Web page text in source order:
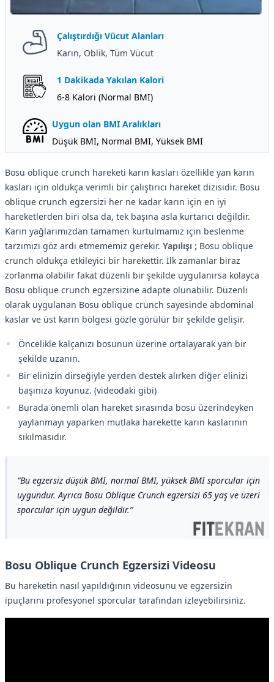
Çalıştırdığı Vücut Alanları
Karın, Oblik, Tüm Vücut
1 Dakikada Yakılan Kalori
6-8 Kalori (Normal BMI)
Uygun olan BMI Aralıkları
Düşük BMI, Normal BMI, Yüksek BMI
Bosu oblique crunch hareketi karın kasları özellikle yan karın
kasları için oldukça verimli bir çalıştırıcı hareket dizisidir. Bosu
oblique crunch egzersizi her ne kadar karın için en iyi
hareketlerden biri olsa da, tek başına asla kurtarıcı değildir.
Karın yağlarımızdan tamamen kurtulmamız için beslenme
tarzımızı göz ardı etmememiz gerekir. Yapılışı ; Bosu oblique
crunch oldukça etkileyici bir harekettir. İlk zamanlar biraz
zorlanma olabilir fakat düzenli bir şekilde uygulanırsa kolayca
Bosu oblique crunch egzersizine adapte olunabilir. Düzenli
olarak uygulanan Bosu oblique crunch sayesinde abdominal
kaslar ve üst karın bölgesi gözle görülür bir şekilde gelişir.
Öncelikle kalçanızı bosunun üzerine ortalayarak yan bir
şekilde uzanın.
Bir elinizin dirseğiyle yerden destek alırken diğer elinizi
başınıza koyunuz. (videodaki gibi)
Burada önemli olan hareket sırasında bosu üzerindeyken
yaylanmayı yaparken mutlaka harekette karın kaslarının
sıkılmasıdır.
Bu egzersiz düşük BMI, normal BMI, yüksek BMI sporcular için
uygundur. Ayrıca Bosu Oblique Crunch egzersizi 65 yaş ve üzeri
sporcular için uygun değildir.
Bosu Oblique Crunch Egzersizi Videosu
Bu hareketin nasıl yapıldığının videosunu ve egzersizin
ipuçlarını profesyonel sporcular tarafından izleyebilirsiniz.